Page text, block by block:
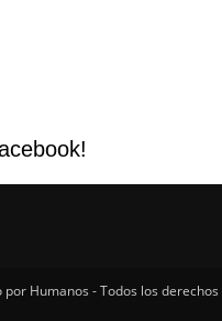
por Humanos - Todos los